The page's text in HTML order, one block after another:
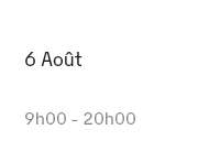
6 Août
9h00 - 20h00